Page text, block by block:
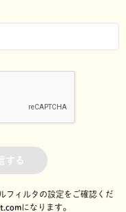
する
フィルタの設定をご確認くだ
になります。